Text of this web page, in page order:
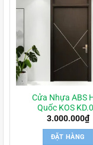
Cửa Nhựa ABS
Quốc KOS
3.000.000₫
ĐẶT HÀNG